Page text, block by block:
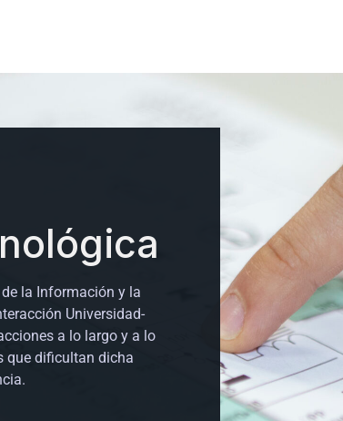
la Información y la
Universidad-
a lo largo y a lo
que dificultan dicha